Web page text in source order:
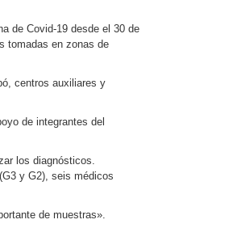
de Covid-19 desde el 30 de
tomadas en zonas de
centros auxiliares y
de integrantes del
los diagnósticos.
y G2), seis médicos
de muestras».